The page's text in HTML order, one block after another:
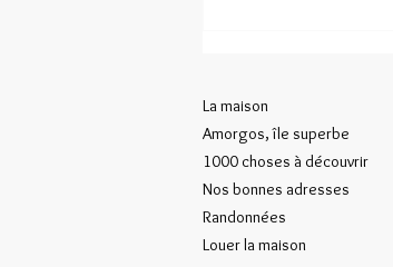
La maison
Amorgos, île superbe
1000 choses à découvrir
Nos bonnes adresses
Randonnées
Louer la maison